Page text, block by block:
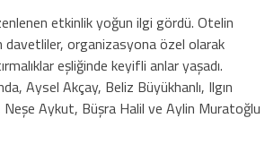
etkinlik yoğun ilgi gördü. Otelin
davetliler, organizasyona özel olarak
eşliğinde keyifli anlar yaşadı.
Aysel Akçay, Beliz Büyükhanlı, Ilgın
Neşe Aykut, Büşra Halil ve Aylin Muratoğlu